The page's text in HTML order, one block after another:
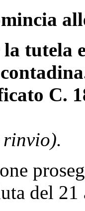
tutela
C.
rinvio).
del 21